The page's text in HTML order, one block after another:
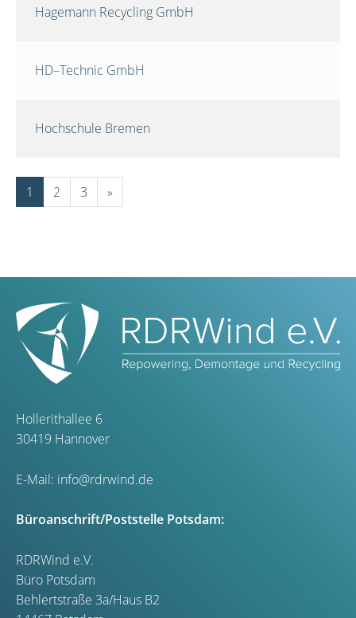
Hagemann Recycling GmbH
HD–Technic GmbH
Hochschule Bremen
1 2 3 »
Hollerithallee 6
30419 Hannover
E-Mail: info@rdrwind.de
Büroanschrift/Poststelle Potsdam:
RDRWind e.V.
Büro Potsdam
Behlertstraße 3a/Haus B2